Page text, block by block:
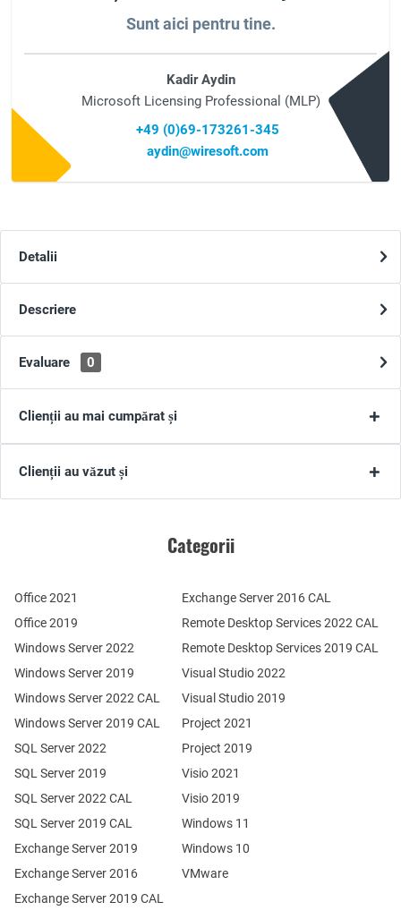
Sunt aici pentru tine.
Kadir Aydin
Microsoft Licensing Professional (MLP)
+49 (0)69-173261-345
aydin@wiresoft.com
Detalii
Descriere
Evaluare 0
Clienții au mai cumpărat și
Clienții au văzut și
Categorii
Office 2021
Office 2019
Windows Server 2022
Windows Server 2019
Exchange Server 2019
Exchange Server 2016
SQL Server 2022
SQL Server 2019
Windows Server 2022 CAL
Windows Server 2019 CAL
SQL Server 2022 CAL
SQL Server 2019 CAL
Remote Desktop Services 2022 CAL
Remote Desktop Services 2019 CAL
Exchange Server 2019 CAL
Exchange Server 2016 CAL
Visual Studio 2022
Visual Studio 2019
Project 2021
Project 2019
Visio 2021
Visio 2019
Windows 11
Windows 10
VMware